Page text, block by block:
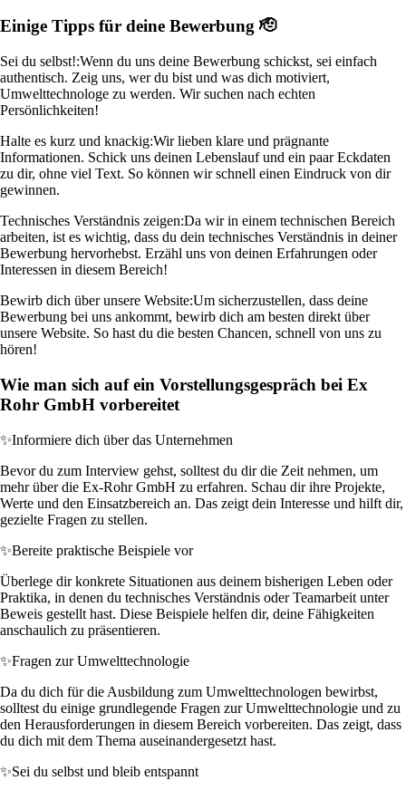
Einige Tipps für deine Bewerbung 🫡
Sei du selbst!:Wenn du uns deine Bewerbung schickst, sei einfach
authentisch. Zeig uns, wer du bist und was dich motiviert,
Umwelttechnologe zu werden. Wir suchen nach echten
Persönlichkeiten!
Halte es kurz und knackig:Wir lieben klare und prägnante
Informationen. Schick uns deinen Lebenslauf und ein paar Eckdaten
zu dir, ohne viel Text. So können wir schnell einen Eindruck von dir
gewinnen.
Technisches Verständnis zeigen:Da wir in einem technischen Bereich
arbeiten, ist es wichtig, dass du dein technisches Verständnis in deiner
Bewerbung hervorhebst. Erzähl uns von deinen Erfahrungen oder
Interessen in diesem Bereich!
Bewirb dich über unsere Website:Um sicherzustellen, dass deine
Bewerbung bei uns ankommt, bewirb dich am besten direkt über
unsere Website. So hast du die besten Chancen, schnell von uns zu
hören!
Wie man sich auf ein Vorstellungsgespräch bei Ex
Rohr GmbH vorbereitet
✨Informiere dich über das Unternehmen
Bevor du zum Interview gehst, solltest du dir die Zeit nehmen, um
mehr über die Ex-Rohr GmbH zu erfahren. Schau dir ihre Projekte,
Werte und den Einsatzbereich an. Das zeigt dein Interesse und hilft dir,
gezielte Fragen zu stellen.
✨Bereite praktische Beispiele vor
Überlege dir konkrete Situationen aus deinem bisherigen Leben oder
Praktika, in denen du technisches Verständnis oder Teamarbeit unter
Beweis gestellt hast. Diese Beispiele helfen dir, deine Fähigkeiten
anschaulich zu präsentieren.
✨Fragen zur Umwelttechnologie
Da du dich für die Ausbildung zum Umwelttechnologen bewirbst,
solltest du einige grundlegende Fragen zur Umwelttechnologie und zu
den Herausforderungen in diesem Bereich vorbereiten. Das zeigt, dass
du dich mit dem Thema auseinandergesetzt hast.
✨Sei du selbst und bleib entspannt